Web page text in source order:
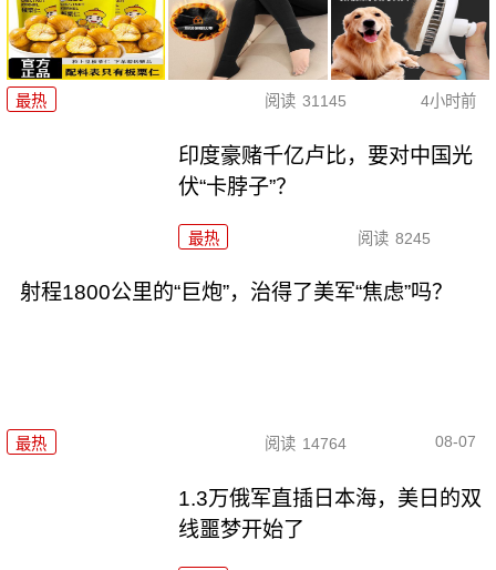
最热 阅读 31145 4小时前
印度豪赌千亿卢比，要对中国光
伏“卡脖子”？
最热 阅读 8245
射程1800公里的“巨炮”，治得了美军“焦虑”吗？
最热 阅读 14764 08-07
1.3万俄军直插日本海，美日的双
线噩梦开始了